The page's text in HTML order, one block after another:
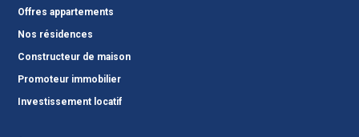
Offres appartements
Nos résidences
Constructeur de maison
Promoteur immobilier
Investissement locatif